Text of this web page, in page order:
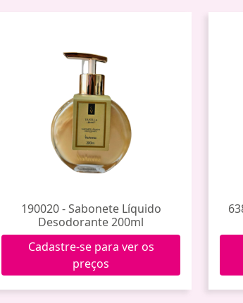
190020 - Sabonete Líquido
Desodorante 200ml
Cadastre-se para ver os
preços